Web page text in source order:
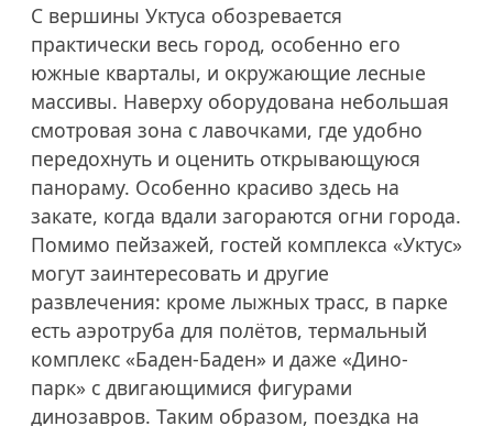
С вершины Уктуса обозревается
практически весь город, особенно его
южные кварталы, и окружающие лесные
массивы. Наверху оборудована небольшая
смотровая зона с лавочками, где удобно
передохнуть и оценить открывающуюся
панораму. Особенно красиво здесь на
закате, когда вдали загораются огни города.
Помимо пейзажей, гостей комплекса «Уктус»
могут заинтересовать и другие
развлечения: кроме лыжных трасс, в парке
есть аэротруба для полётов, термальный
комплекс «Баден-Баден» и даже «Дино-
парк» с двигающимися фигурами
динозавров. Таким образом, поездка на